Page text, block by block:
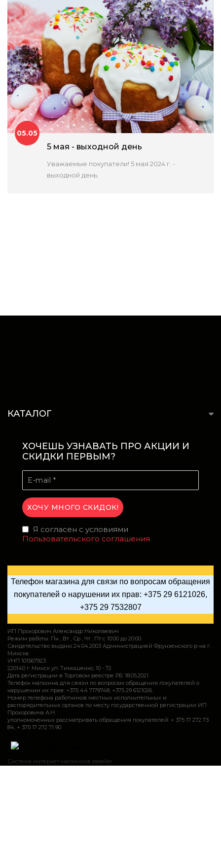
05.05
5 мая - выходной день
Уважаемые покупатели! 5 мая 2024 г. -
выходной день.
КАТАЛОГ
ХОЧЕШЬ УЗНАВАТЬ ПРО АКЦИИ И
СКИДКИ ПЕРВЫМ?
Я согласен с условиями
Пользовательского соглашения
Телефон магазина для связи по вопросам обращения
покупателей о нарушении их прав: +375 29 6121026,
+375 29 7532807
ИП Прохорович Александр Николаевич
Режим работы: Пн , Вт , Ср , Чт , Пт c 10:00 до 20:00
Свидетельство выдано 24.04.2003 Администрацией Фрунзенского р-на г.
Минска
УНП 101567923
220140 г. Минск ул. Тимошенко, 10 - 72
Дата регистрации в Торговом реестре РБ: 18.05.2021
Телефон магазина для связи по вопросам обращения покупателей о
нарушении их прав: +375 44 7179748, +375 29 6121026.
Номер телефона работников местных исполнительных и
распорядительных органов по месту государственной регистрации ИП
Прохоровича А.Н.
уполномоченных рассматривать обращения покупателей: + 375 17 272 73
84, + 375 17 272 71 90
.
Система интернет-магазинов beseller